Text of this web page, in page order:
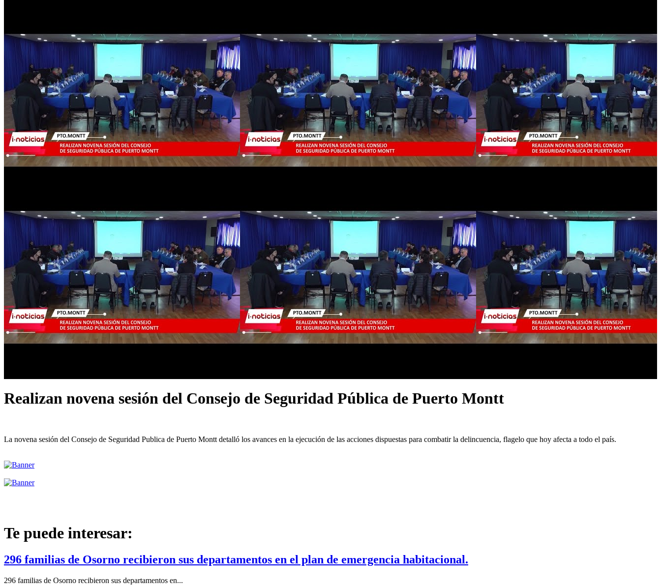
Realizan novena sesión del Consejo de Seguridad Pública de Puerto Montt
La novena sesión del Consejo de Seguridad Publica de Puerto Montt detalló los avances en la ejecución de las acciones dispuestas para combatir la delincuencia, flagelo que hoy afecta a todo el país.
Te puede interesar:
296 familias de Osorno recibieron sus departamentos en el plan de emergencia habitacional.
296 familias de Osorno recibieron sus departamentos en...